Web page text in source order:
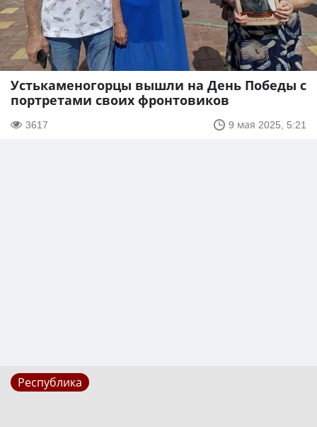
Устькаменогорцы вышли на День Победы с
портретами своих фронтовиков
3617 9 мая 2025, 5:21
Республика